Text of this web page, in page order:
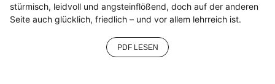
stürmisch, leidvoll und angsteinflößend, doch auf der anderen
Seite auch glücklich, friedlich – und vor allem lehrreich ist.
PDF LESEN